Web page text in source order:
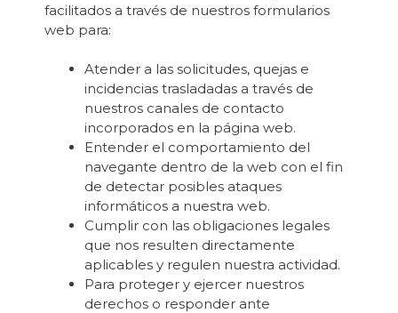
facilitados a través de nuestros formularios
web para:
Atender a las solicitudes, quejas e
incidencias trasladadas a través de
nuestros canales de contacto
incorporados en la página web.
Entender el comportamiento del
navegante dentro de la web con el fin
de detectar posibles ataques
informáticos a nuestra web.
Cumplir con las obligaciones legales
que nos resulten directamente
aplicables y regulen nuestra actividad.
Para proteger y ejercer nuestros
derechos o responder ante